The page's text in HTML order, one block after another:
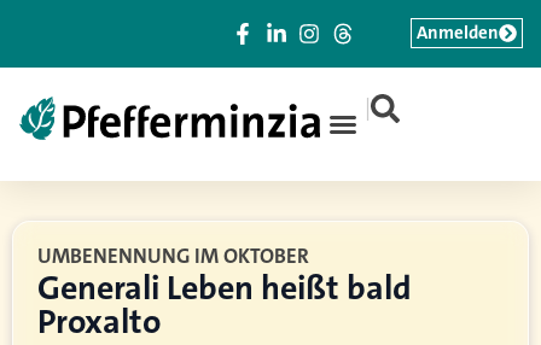
|
Anmelden
UMBENENNUNG IM OKTOBER
Generali Leben heißt bald
Proxalto